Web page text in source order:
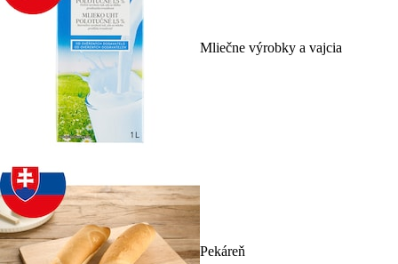
Mliečne výrobky a vajcia
Pekáreň